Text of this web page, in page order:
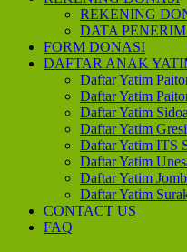
REKENING
DATA
FORM DONASI
DAFTAR ANAK
Daftar Yatim
Daftar Yatim
Daftar Yatim
Daftar Yatim
Daftar Yatim ITS
Daftar Yatim
Daftar Yatim
Daftar Yatim
CONTACT US
FAQ